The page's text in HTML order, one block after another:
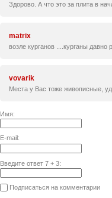
Здорово. А что это за плита в
matrix
возле курганов ....курганы
vovarik
Места у Вас тоже живописные,
Имя:
E-mail:
Введите ответ 7+ 3:
Подписаться на комментарии